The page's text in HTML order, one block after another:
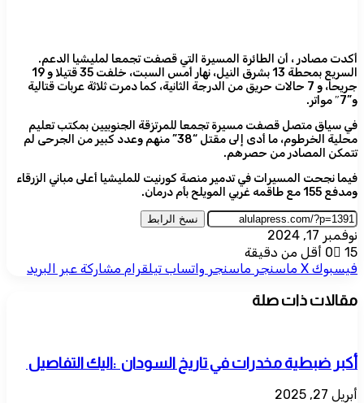
أكدت مصادر ، أن الطائرة المسيرة التي قصفت تجمعا لمليشيا الدعم.
السريع بمحطة 13 بشرق النيل، نهار أمس السبت، خلفت 35 قتيلا و 19
جريحا، و 7 حالات حريق من الدرجة الثانية، كما دمرت ثلاثة عربات قتالية
و”7″ مواتر.
في سياق متصل قصفت مسيرة تجمعا للمرتزقة الجنوبيين بمكتب تعليم
محلية الخرطوم، ما أدى إلى مقتل “38” منهم وعدد كبير من الجرحى لم
تتمكن المصادر من حصرهم.
فيما نجحت المسيرات في تدمير منصة كورنيت للمليشيا أعلى مباني الزرقاء
ومدفع 155 مع طاقمه غربي المويلح بأم درمان.
نسخ الرابط
نوفمبر 17, 2024
0
15
أقل من دقيقة
فيسبوك ‫X ماسنجر ماسنجر واتساب تيلقرام مشاركة عبر البريد
مقالات ذات صلة
أكبر ضبطية مخدرات في تاريخ السودان :اليك التفاصيل
أبريل 27, 2025